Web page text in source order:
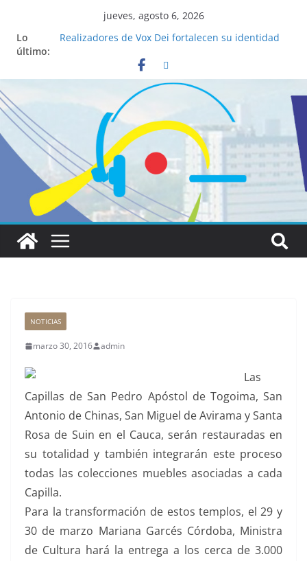
jueves, agosto 6, 2026
Lo
último:
Realizadores de Vox Dei fortalecen su identidad
La ciencia desvela los 5 secretos que tiene
fácilmente un católico para convertirse en
“Superancianos”
Pop Up Market atrae a cientos de visitantes y
dinamiza la economía local
Salud mental a la mesa: la importancia de
hablarlo en familia
Lo que tienen en común la nueva Película Toy
Story 5 y el Papa León XIV
NOTICIAS
marzo 30, 2016 admin
Las
Capillas de San Pedro Apóstol de Togoima, San
Antonio de Chinas, San Miguel de Avirama y Santa
Rosa de Suin en el Cauca, serán restauradas en
su totalidad y también integrarán este proceso
todas las colecciones muebles asociadas a cada
Capilla.
Para la transformación de estos templos, el 29 y
30 de marzo Mariana Garcés Córdoba, Ministra
de Cultura hará la entrega a los cerca de 3.000